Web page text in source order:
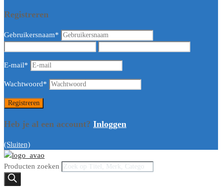
Registreren
Gebruikersnaam*
E-mail*
Wachtwoord*
Heb je al een account? Inloggen
(Sluiten)
Producten zoeken